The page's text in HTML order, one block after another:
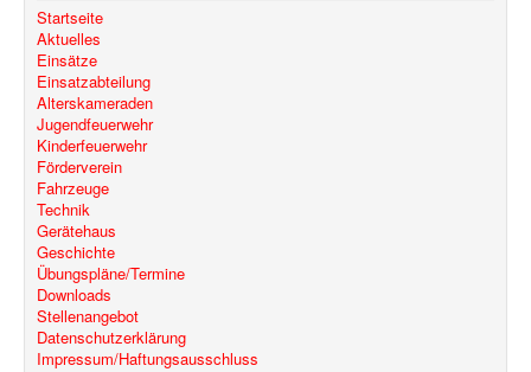
Startseite
Aktuelles
Einsätze
Einsatzabteilung
Alterskameraden
Jugendfeuerwehr
Kinderfeuerwehr
Förderverein
Fahrzeuge
Technik
Gerätehaus
Geschichte
Übungspläne/Termine
Downloads
Stellenangebot
Datenschutzerklärung
Impressum/Haftungsausschluss